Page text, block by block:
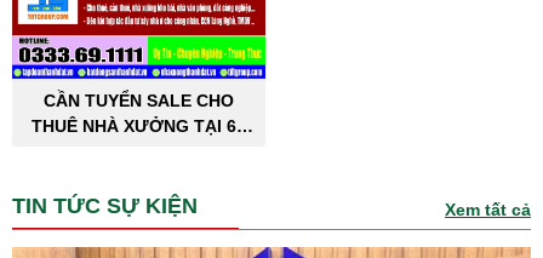
CẦN TUYỂN SALE CHO
THUÊ NHÀ XƯỞNG TẠI 63
TIN TỨC SỰ KIỆN Xem tất cả